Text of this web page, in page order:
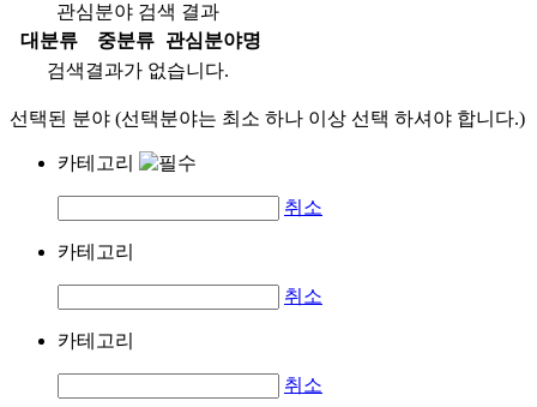
관심분야 검색 결과
대분류
중분류
관심분야명
검색결과가 없습니다.
선택된 분야 (선택분야는 최소 하나 이상 선택 하셔야 합니다.)
카테고리
취소
카테고리
취소
카테고리
취소